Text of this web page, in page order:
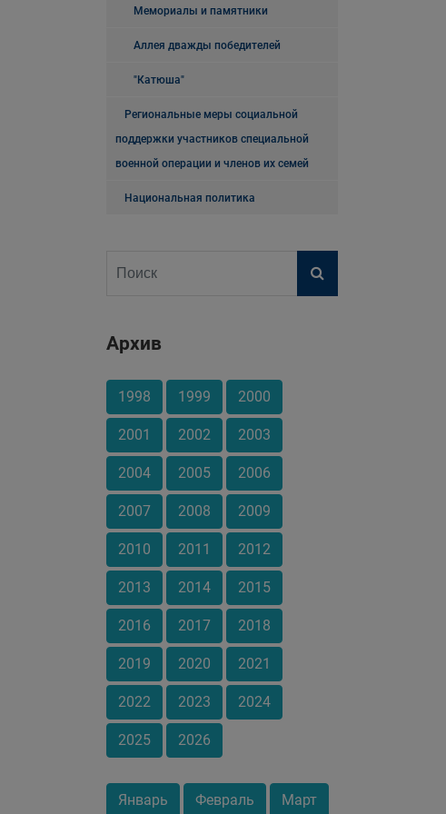
Мемориалы и памятники
Аллея дважды победителей
"Катюша"
Региональные меры социальной
поддержки участников специальной
военной операции и членов их семей
Национальная политика
Архив
1998 1999 2000
2001 2002 2003
2004 2005 2006
2007 2008 2009
2010 2011 2012
2013 2014 2015
2016 2017 2018
2019 2020 2021
2022 2023 2024
2025 2026
Январь Февраль Март